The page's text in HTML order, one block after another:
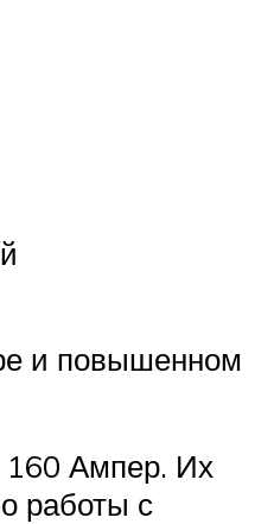
и повышенном
160 Ампер. Их
работы с